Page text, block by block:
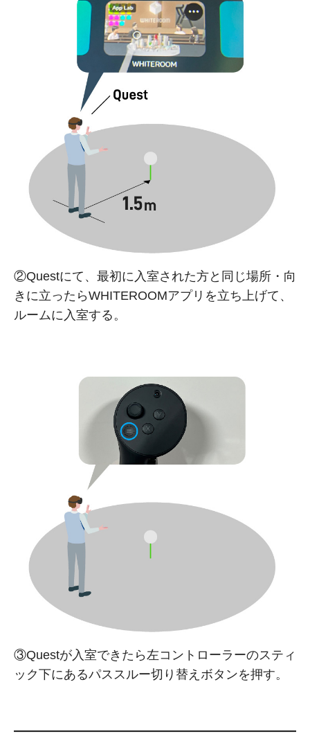
②Questにて、最初に入室された方と同じ場所・向
きに立ったらWHITEROOMアプリを立ち上げて、
ルームに入室する。
③Questが入室できたら左コントローラーのスティ
ック下にあるパススルー切り替えボタンを押す。